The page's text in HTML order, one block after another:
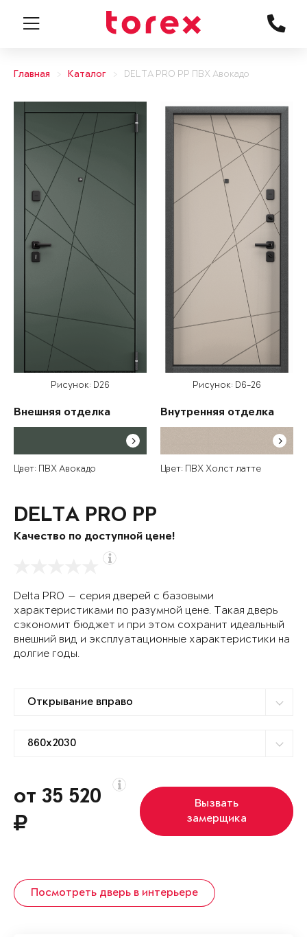
Главная Каталог DELTA PRO PP ПВХ Авокадо
Рисунок: D26
Внешняя отделка
Цвет: ПВХ Авокадо
Рисунок: D6-26
Внутренняя отделка
Цвет: ПВХ Холст латте
DELTA PRO PP
Качество по доступной цене!
Delta PRO — серия дверей с базовыми
характеристиками по разумной цене. Такая дверь
сэкономит бюджет и при этом сохранит идеальный
внешний вид и эксплуатационные характеристики на
долгие годы.
от 35 520
Вызвать
замерщика
Посмотреть дверь в интерьере